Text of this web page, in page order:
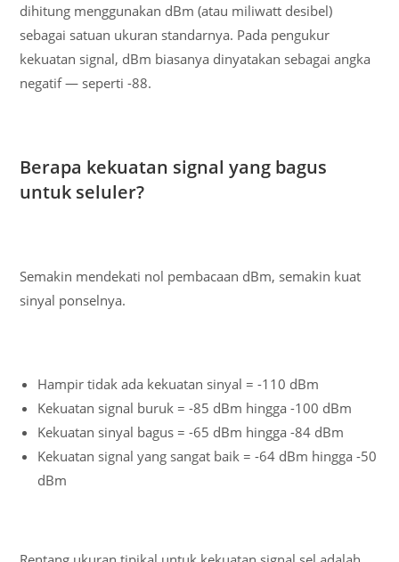
dihitung menggunakan dBm (atau miliwatt desibel)
sebagai satuan ukuran standarnya. Pada pengukur
kekuatan signal, dBm biasanya dinyatakan sebagai angka
negatif — seperti -88.
Berapa kekuatan signal yang bagus
untuk seluler?
Semakin mendekati nol pembacaan dBm, semakin kuat
sinyal ponselnya.
Hampir tidak ada kekuatan sinyal = -110 dBm
Kekuatan signal buruk = -85 dBm hingga -100 dBm
Kekuatan sinyal bagus = -65 dBm hingga -84 dBm
Kekuatan signal yang sangat baik = -64 dBm hingga -50
dBm